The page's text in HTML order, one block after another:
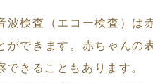
波検査（エコー検査）は
ができます。赤ちゃんの
できることもあります。